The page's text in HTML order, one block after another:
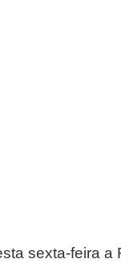
sexta-feira a